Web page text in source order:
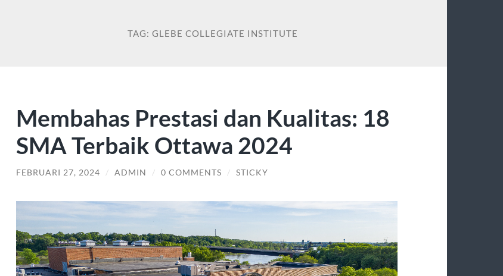
TAG: GLEBE COLLEGIATE INSTITUTE
Membahas Prestasi dan Kualitas: 18
SMA Terbaik Ottawa 2024
FEBRUARI 27, 2024 / ADMIN / 0 COMMENTS / STICKY